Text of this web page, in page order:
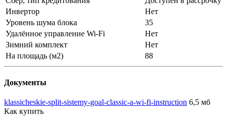
Инвертор
Нет
Уровень шума блока
35
Удалённое управление Wi-Fi
Нет
Зимний комплект
Нет
На площадь (м2)
88
Документы
klassicheskie-split-sistemy-goal-classic-a-wi-fi-instruction 6,5 мб
Как купить